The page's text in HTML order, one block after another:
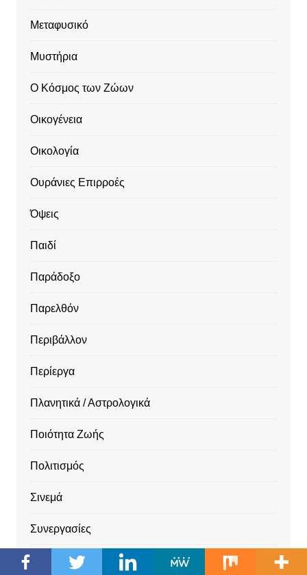
Μεταφυσικό
Μυστήρια
Ο Κόσμος των Ζώων
Οικογένεια
Οικολογία
Ουράνιες Επιρροές
Όψεις
Παιδί
Παράδοξο
Παρελθόν
Περιβάλλον
Περίεργα
Πλανητικά / Αστρολογικά
Ποιότητα Ζωής
Πολιτισμός
Σινεμά
Συνεργασίες
Συνταγές